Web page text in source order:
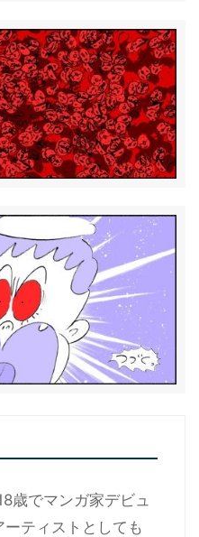
歳でマンガ家デビュ
ティストとしても